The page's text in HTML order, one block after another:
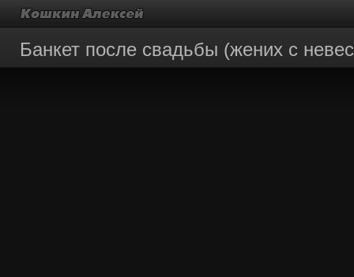
Банкет после свадьбы (жених с